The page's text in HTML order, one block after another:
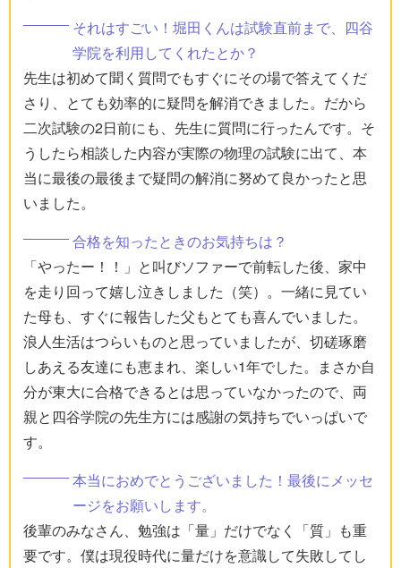
それはすごい！堀田くんは試験直前まで、四谷
学院を利用してくれたとか？
先生は初めて聞く質問でもすぐにその場で答えてくだ
さり、とても効率的に疑問を解消できました。だから
二次試験の2日前にも、先生に質問に行ったんです。そ
うしたら相談した内容が実際の物理の試験に出て、本
当に最後の最後まで疑問の解消に努めて良かったと思
いました。
合格を知ったときのお気持ちは？
「やったー！！」と叫びソファーで前転した後、家中
を走り回って嬉し泣きしました（笑）。一緒に見てい
た母も、すぐに報告した父もとても喜んでいました。
浪人生活はつらいものと思っていましたが、切磋琢磨
しあえる友達にも恵まれ、楽しい1年でした。まさか自
分が東大に合格できるとは思っていなかったので、両
親と四谷学院の先生方には感謝の気持ちでいっぱいで
す。
本当におめでとうございました！最後にメッセ
ージをお願いします。
後輩のみなさん、勉強は「量」だけでなく「質」も重
要です。僕は現役時代に量だけを意識して失敗してし